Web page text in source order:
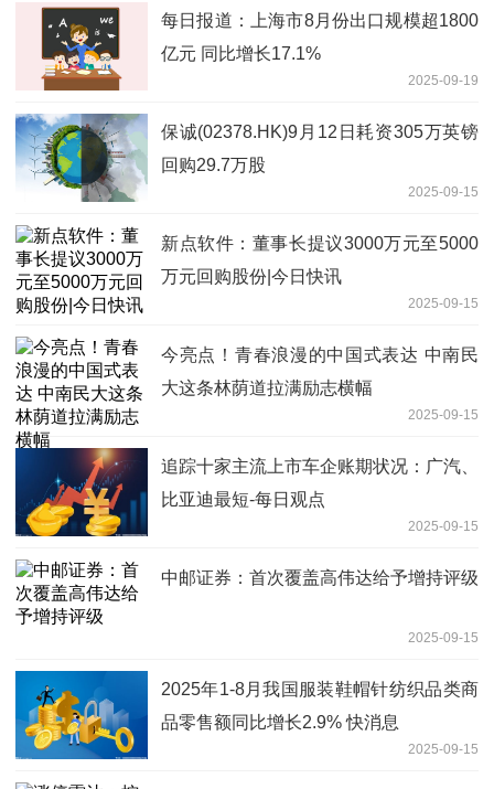
每日报道：上海市8月份出口规模超1800
亿元 同比增长17.1%
2025-09-19
保诚(02378.HK)9月12日耗资305万英镑
回购29.7万股
2025-09-15
新点软件：董事长提议3000万元至5000
万元回购股份|今日快讯
2025-09-15
今亮点！青春浪漫的中国式表达 中南民
大这条林荫道拉满励志横幅
2025-09-15
追踪十家主流上市车企账期状况：广汽、
比亚迪最短-每日观点
2025-09-15
中邮证券：首次覆盖高伟达给予增持评级
2025-09-15
2025年1-8月我国服装鞋帽针纺织品类商
品零售额同比增长2.9% 快消息
2025-09-15